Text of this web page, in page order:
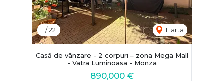
1 /22 Harta
Casă de vânzare - 2 corpuri – zona Mega Mall
- Vatra Luminoasa - Monza
890,000 €